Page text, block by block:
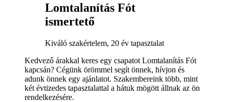
Lomtalanítás Fót
ismertető
Kiváló szakértelem, 20 év tapasztalat
Kedvező árakkal keres egy csapatot Lomtalanítás Fót
kapcsán? Cégünk örömmel segít önnek, hívjon és
adunk önnek egy ajánlatot. Szakembereink több, mint
két évtizedes tapasztalattal a hátuk mögött állnak az ön
rendelkezésére.